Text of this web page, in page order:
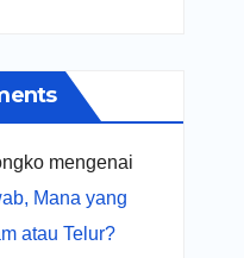
mengenai
Mana yang
atau Telur?